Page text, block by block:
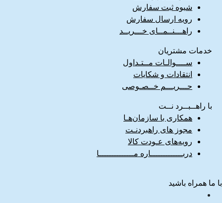
شیوه ثبت سفارش
رویه ارسال سفارش
راهـــنــمــای خـــریــد
خدمات مشتریان
ســــوالـات مــتـداول
انتقادات و شکایات
حـــریـــم خــصـوصی
با راهــبــرد نــت
همکاری با سازمان‌هـا
مجوز های راهبردنـت
رویه‌های عـودت کالا
دربـــــــــــــاره مــــــــــــــا
با ما همراه باشید